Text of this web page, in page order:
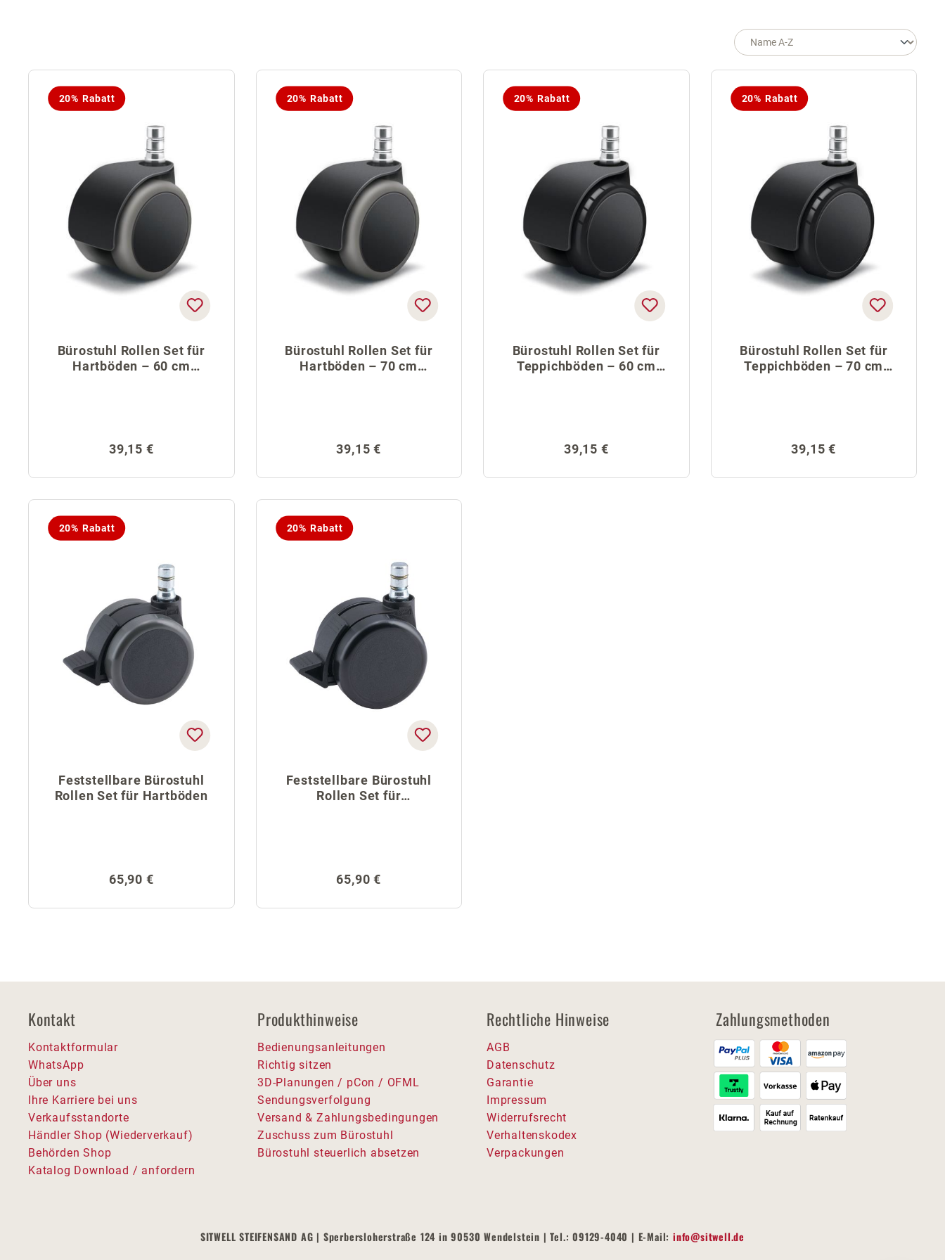
20% Rabatt
Bürostuhl Rollen Set für
Hartböden – 60 cm
Regulärer Preis:
39,15 €
20% Rabatt
Bürostuhl Rollen Set für
Hartböden – 70 cm
Regulärer Preis:
39,15 €
20% Rabatt
Bürostuhl Rollen Set für
Teppichböden – 60 cm
Regulärer Preis:
39,15 €
20% Rabatt
Bürostuhl Rollen Set für
Teppichböden – 70 cm
Regulärer Preis:
39,15 €
20% Rabatt
Feststellbare Bürostuhl
Rollen Set für Hartböden
Regulärer Preis:
65,90 €
20% Rabatt
Feststellbare Bürostuhl
Rollen Set für
Regulärer Preis:
65,90 €
Kontakt
Kontaktformular
WhatsApp
Über uns
Ihre Karriere bei uns
Verkaufsstandorte
Händler Shop (Wiederverkauf)
Behörden Shop
Katalog Download / anfordern
Produkthinweise
Bedienungsanleitungen
Richtig sitzen
3D-Planungen / pCon / OFML
Sendungsverfolgung
Versand & Zahlungsbedingungen
Zuschuss zum Bürostuhl
Bürostuhl steuerlich absetzen
Rechtliche Hinweise
AGB
Datenschutz
Garantie
Impressum
Widerrufsrecht
Verhaltenskodex
Verpackungen
Zahlungsmethoden
SITWELL STEIFENSAND AG | Sperbersloherstraße 124 in 90530 Wendelstein | Tel.: 09129-4040 | E-Mail:info@sitwell.de